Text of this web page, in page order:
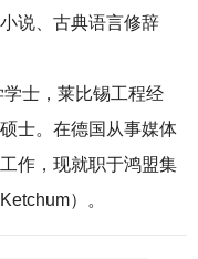
说、古典语言修辞
士，莱比锡工程经
士。在德国从事媒体
作，现就职于鸿盟集
）。